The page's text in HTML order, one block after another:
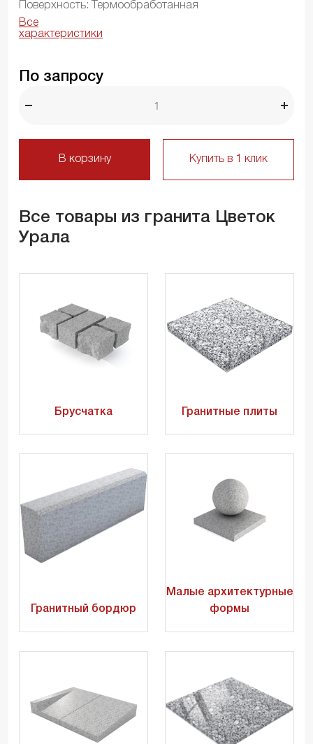
Поверхность: Термообработанная
Все
характеристики
По запросу
В корзину Купить в 1 клик
Все товары из гранита Цветок
Урала
Брусчатка Гранитные плиты
Гранитный бордюр
Малые архитектурные
формы